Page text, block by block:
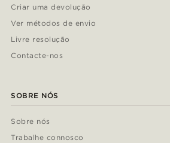
Criar uma devolução
Ver métodos de envio
Livre resolução
Contacte-nos
SOBRE NÓS
Sobre nós
Trabalhe connosco